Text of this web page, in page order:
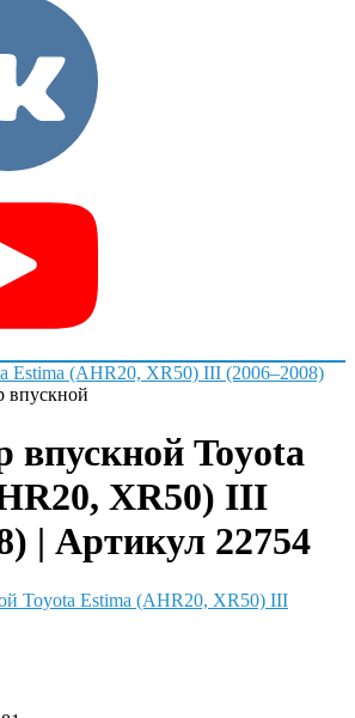
Estima (AHR20, XR50) III (2006–2008)
впускной
впускной Toyota
XR50) III
| Артикул 22754